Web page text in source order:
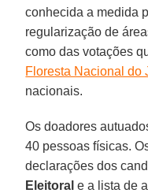
conhecida a medida
regularização de
como das votações
Floresta Nacional do
nacionais.
Os doadores
40 pessoas físicas.
declarações dos
Eleitoral e a lista de